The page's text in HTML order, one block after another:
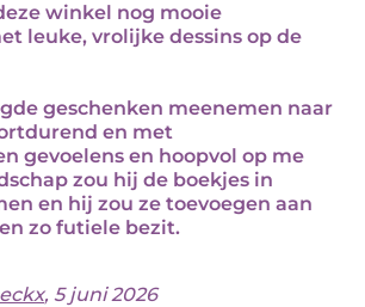
winkel nog mooie
leuke, vrolijke dessins op de
geschenken meenemen naar
en met
gevoelens en hoopvol op me
zou hij de boekjes in
en hij zou ze toevoegen aan
zo futiele bezit.
, 5 juni 2026